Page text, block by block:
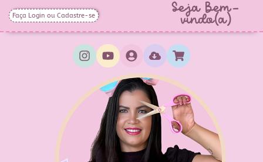
Faça Login ou Cadastre-se Seja Bem-
vindo(a)